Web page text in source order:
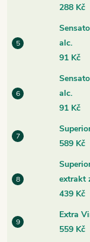
288 Kč
alc.
91 Kč
alc.
91 Kč
589 Kč
extrakt
439 Kč
Extra
559 Kč